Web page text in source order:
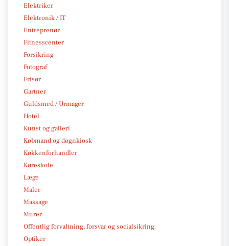
Elektriker
Elektronik / IT
Entreprenør
Fitnesscenter
Forsikring
Fotograf
Frisør
Gartner
Guldsmed / Urmager
Hotel
Kunst og galleri
Købmand og døgnkiosk
Køkkenforhandler
Køreskole
Læge
Maler
Massage
Murer
Offentlig forvaltning, forsvar og socialsikring
Optiker